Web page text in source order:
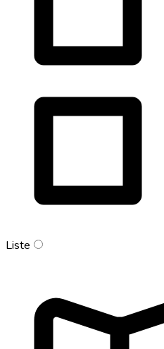
Liste